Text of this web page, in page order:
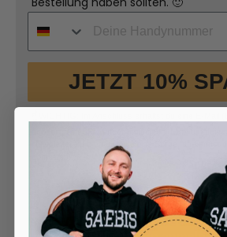
JETZT 10%
Newsletter zu bestätigen. Keine Sorge, du kannst